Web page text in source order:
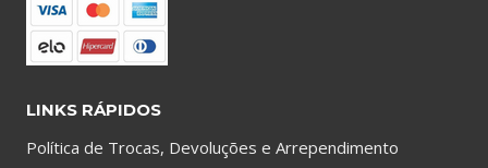
LINKS RÁPIDOS
Política de Trocas, Devoluções e Arrependimento